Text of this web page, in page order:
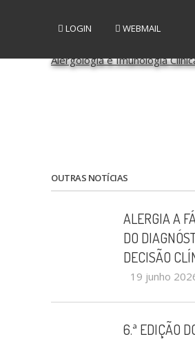
GRUPOS
LOGIN WEBMAIL
OUTRAS NOTÍCIAS
ALERGIA A
DO
DECISÃO
19 junho
6.ª EDIÇÃO